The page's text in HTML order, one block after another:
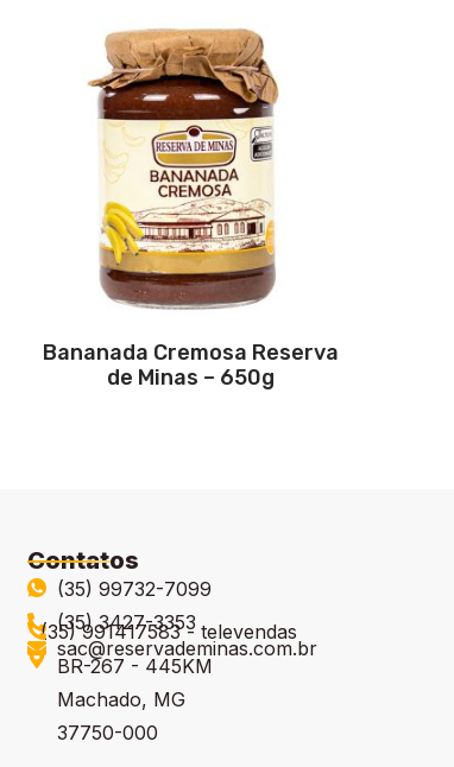
Bananada Cremosa Reserva
de Minas – 650g
Contatos
(35) 99732-7099
(35) 3427-3353
(35) 991417583 - televendas
sac@reservademinas.com.br
BR-267 - 445KM
Machado, MG
37750-000